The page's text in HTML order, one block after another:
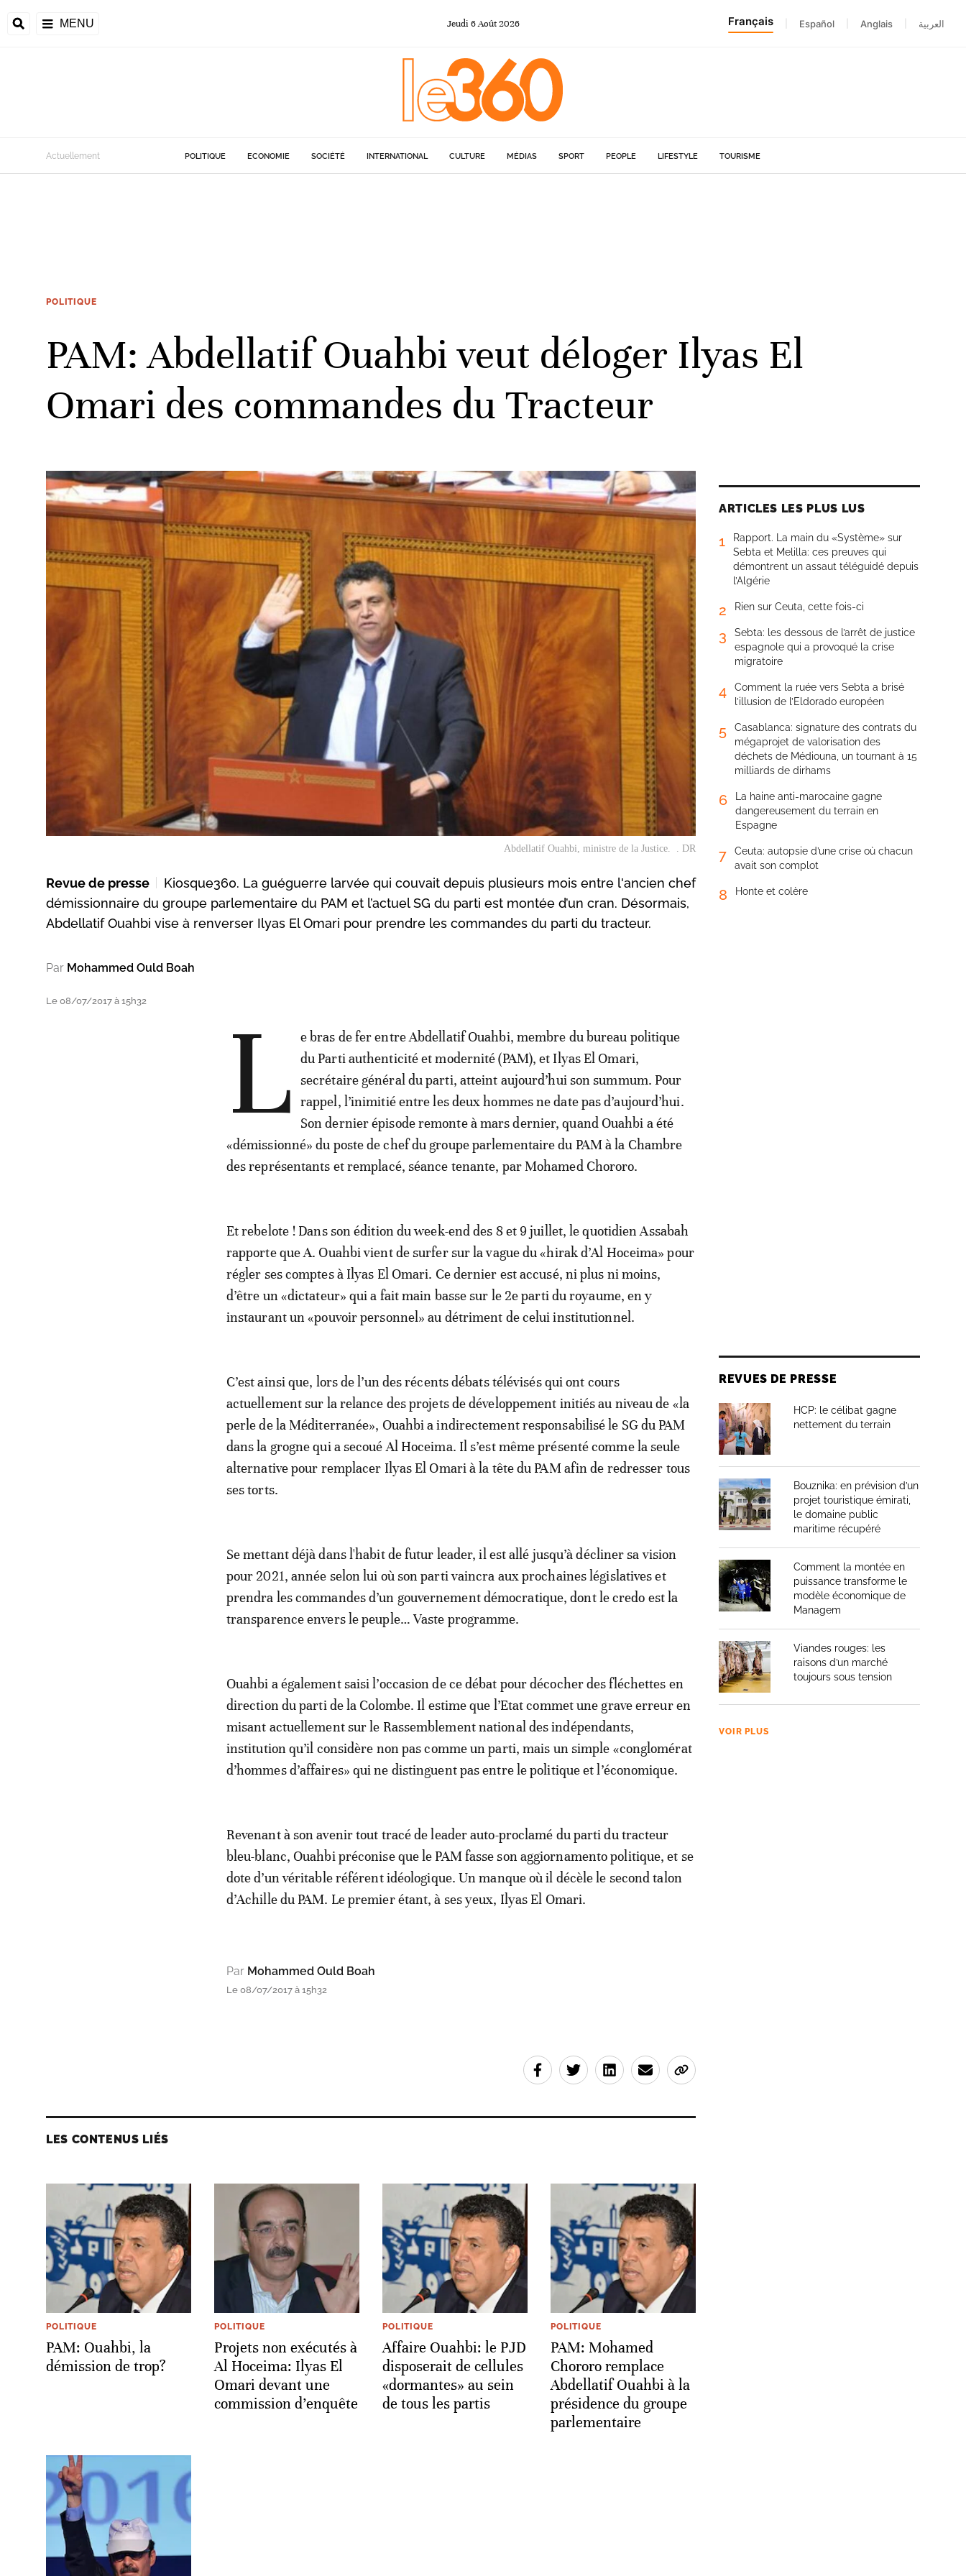
MENU Jeudi 6Août 2026 Français Español Anglais العربية
Actuellement POLITIQUE ECONOMIE SOCIÉTÉ INTERNATIONAL CULTURE MÉDIAS SPORT PEOPLE LIFESTYLE TOURISME
POLITIQUE
PAM: Abdellatif Ouahbi veut déloger Ilyas El
Omari des commandes du Tracteur
Abdellatif Ouahbi, ministre de la Justice. . DR
Revue de presse
Kiosque360. La guéguerre larvée qui couvait depuis plusieurs mois entre l'ancien chef
démissionnaire du groupe parlementaire du PAM et l’actuel SG du parti est montée d’un cran. Désormais,
Abdellatif Ouahbi vise à renverser Ilyas El Omari pour prendre les commandes du parti du tracteur.
Par Mohammed Ould Boah
Le 08/07/2017 à 15h32 L
e bras de fer entre Abdellatif Ouahbi, membre du bureau politique
du Parti authenticité et modernité (PAM), et Ilyas El Omari,
secrétaire général du parti, atteint aujourd’hui son summum. Pour
rappel, l’inimitié entre les deux hommes ne date pas d’aujourd’hui.
Son dernier épisode remonte à mars dernier, quand Ouahbi a été
«démissionné» du poste de chef du groupe parlementaire du PAM à la Chambre
des représentants et remplacé, séance tenante, par Mohamed Chororo.
Et rebelote ! Dans son édition du week-end des 8 et 9 juillet, le quotidien Assabah
rapporte que A. Ouahbi vient de surfer sur la vague du «hirak d’Al Hoceima» pour
régler ses comptes à Ilyas El Omari. Ce dernier est accusé, ni plus ni moins,
d’être un «dictateur» qui a fait main basse sur le 2e parti du royaume, en y
instaurant un «pouvoir personnel» au détriment de celui institutionnel.
C’est ainsi que, lors de l’un des récents débats télévisés qui ont cours
actuellement sur la relance des projets de développement initiés au niveau de «la
perle de la Méditerranée», Ouahbi a indirectement responsabilisé le SG du PAM
dans la grogne qui a secoué Al Hoceima. Il s’est même présenté comme la seule
alternative pour remplacer Ilyas El Omari à la tête du PAM afin de redresser tous
ses torts.
Se mettant déjà dans l'habit de futur leader, il est allé jusqu’à décliner sa vision
pour 2021, année selon lui où son parti vaincra aux prochaines législatives et
prendra les commandes d’un gouvernement démocratique, dont le credo est la
transparence envers le peuple… Vaste programme.
Ouahbi a également saisi l’occasion de ce débat pour décocher des fléchettes en
direction du parti de la Colombe. Il estime que l’Etat commet une grave erreur en
misant actuellement sur le Rassemblement national des indépendants,
institution qu’il considère non pas comme un parti, mais un simple «conglomérat
d’hommes d’affaires» qui ne distinguent pas entre le politique et l’économique.
Revenant à son avenir tout tracé de leader auto-proclamé du parti du tracteur
bleu-blanc, Ouahbi préconise que le PAM fasse son aggiornamento politique, et se
dote d’un véritable référent idéologique. Un manque où il décèle le second talon
d’Achille du PAM. Le premier étant, à ses yeux, Ilyas El Omari.
Par Mohammed Ould Boah
Le 08/07/2017 à 15h32
LES CONTENUS LIÉS
POLITIQUE
PAM: Ouahbi, la
démission de trop?
POLITIQUE
Projets non exécutés à
Al Hoceima: Ilyas El
Omari devant une
commission d’enquête
POLITIQUE
Affaire Ouahbi: le PJD
disposerait de cellules
«dormantes» au sein
de tous les partis
POLITIQUE
PAM: Mohamed
Chororo remplace
Abdellatif Ouahbi à la
présidence du groupe
parlementaire
ARTICLES LES PLUS LUS
1
Rapport. La main du «Système» sur
Sebta et Melilla: ces preuves qui
démontrent un assaut téléguidé depuis
l’Algérie
2 Rien sur Ceuta, cette fois-ci
3
Sebta: les dessous de l’arrêt de justice
espagnole qui a provoqué la crise
migratoire
4
Comment la ruée vers Sebta a brisé
l’illusion de l’Eldorado européen
5
Casablanca: signature des contrats du
mégaprojet de valorisation des
déchets de Médiouna, un tournant à 15
milliards de dirhams
6
La haine anti-marocaine gagne
dangereusement du terrain en
Espagne
7
Ceuta: autopsie d’une crise où chacun
avait son complot
8 Honte et colère
REVUES DE PRESSE
HCP: le célibat gagne
nettement du terrain
Bouznika: en prévision d’un
projet touristique émirati,
le domaine public
maritime récupéré
Comment la montée en
puissance transforme le
modèle économique de
Managem
Viandes rouges: les
raisons d’un marché
toujours sous tension
VOIR PLUS